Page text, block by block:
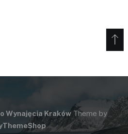
Wynajęcia Kraków Theme by